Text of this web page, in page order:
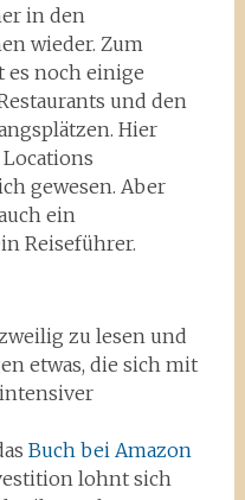
in den
wieder. Zum
es noch einige
und den
Hier
gewesen. Aber
ein
Reiseführer.
zu lesen und
etwas, die sich mit
Buch bei Amazon
lohnt sich